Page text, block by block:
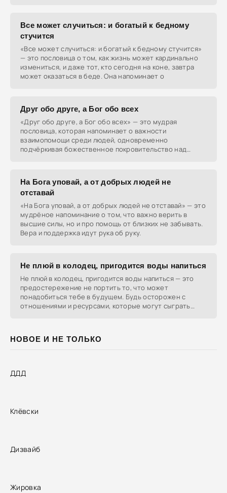
НОВОЕ И НЕ ТОЛЬКО
ДДД
Клёвски
Дизвайб
Жировка
Все может случиться: и богатый к бедному
стучится
«Все может случиться: и богатый к бедному стучится»
— это пословица о том, как жизнь может кардинально
измениться, и даже тот, кто сегодня на коне, завтра
может оказаться в беде. Она напоминает о
Друг обо друге, а Бог обо всех
«Друг обо друге, а Бог обо всех» — это мудрая
пословица, которая напоминает о важности
взаимопомощи среди людей, одновременно
подчёркивая божественное покровительство над
На Бога уповай, а от добрых людей не
отставай
«На Бога уповай, а от добрых людей не отставай» — это
мудрёное напоминание о том, что важно верить в
высшие силы, но и про помощь от близких не забывать.
Вера и поддержка идут рука об руку.
Не плюй в колодец, пригодится воды напиться
Не плюй в колодец, пригодится воды напиться — это
предостережение не портить то, что может
понадобиться тебе в будущем. Будь осторожен с
отношениями и ресурсами, которые могут сыграть